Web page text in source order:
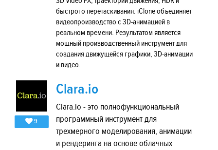
быстрого перетаскивания. iClone объединяет
видеопроизводство с 3D-анимацией в
реальном времени. Результатом является
мощный производственный инструмент для
создания движущейся графики, 3D-анимации
и видео.
9
Clara.io
Clara.io - это полнофункциональный
программный инструмент для
трехмерного моделирования, анимации
и рендеринга на основе облачных